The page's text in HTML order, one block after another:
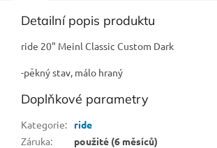
Detailní popis produktu
ride 20" Meinl Classic Custom Dark
-pěkný stav, málo hraný
Doplňkové parametry
Kategorie:
ride
Záruka:
použité (6 měsíců)